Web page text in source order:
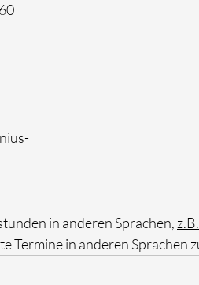
in anderen Sprachen,
Termine in anderen Sprachen